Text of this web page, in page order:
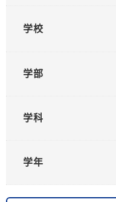
学校
学部
学科
学年